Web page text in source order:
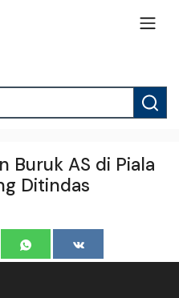
Buruk AS di Piala
Ditindas